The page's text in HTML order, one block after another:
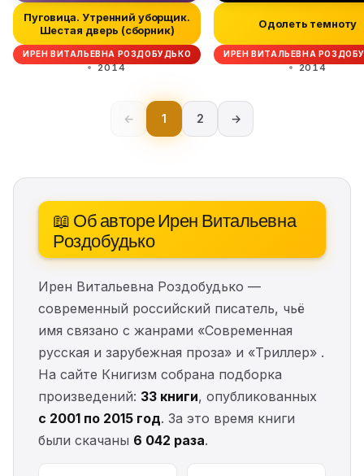
Пуговица. Утренний уборщик.
Шестая дверь (сборник)
ИРЕН ВИТАЛЬЕВНА РОЗДОБУДЬКО
2014
Одолеть темноту
ИРЕН ВИТАЛЬЕВНА
2014
← 1 2 →
📖 Об авторе Ирен Витальевна
Роздобудько
Ирен Витальевна Роздобудько —
современный российский писатель, чьё
имя связано с жанрами «Современная
русская и зарубежная проза» и «Триллер» .
На сайте Книгизм собрана подборка
произведений: 33 книги, опубликованных
с 2001 по 2015 год. За это время книги
были скачаны 6 042 раза.